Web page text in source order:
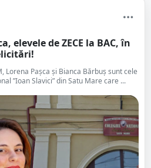
elevele de ZECE la BAC, în
Pașca și Bianca Bărbuș sunt cele
”Ioan Slavici” din Satu Mare care ...